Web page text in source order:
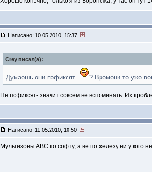
Написано: 10.05.2010, 15:37
Crey писал(a):
Думаешь они пофиксят ? Времени то уже
Не пофиксят- значит совсем не вспоминать. Их
Написано: 11.05.2010, 10:50
Мультизоны АВС по софту, а не по железу ни у кого